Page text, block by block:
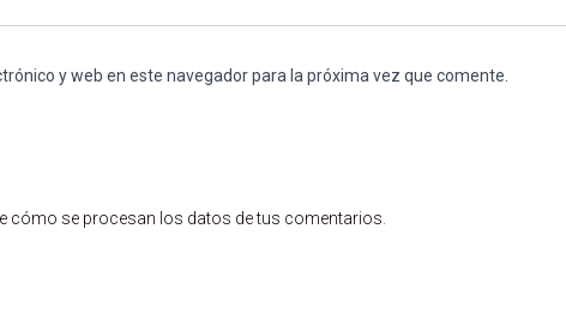
y web en este navegador para la próxima vez que comente.
cómo se procesan los datos de tus comentarios